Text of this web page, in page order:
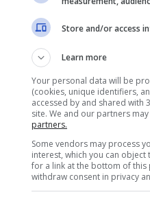
Store and/or access
Learn more
Your personal data will be
(cookies, unique identifiers,
accessed by and shared with
site. We and our partners
partners.
Some vendors may process
interest, which you can
for a link at the bottom of this
withdraw consent in privacy